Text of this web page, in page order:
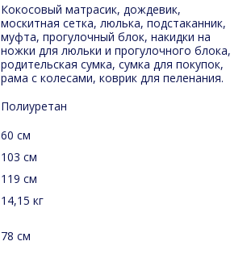
Кокосовый матрасик, дождевик,
москитная сетка, люлька, подстаканник,
муфта, прогулочный блок, накидки на
ножки для люльки и прогулочного блока,
родительская сумка, сумка для покупок,
рама с колесами, коврик для пеленания.
Полиуретан
60 см
103 см
119 см
14,15 кг
78 см